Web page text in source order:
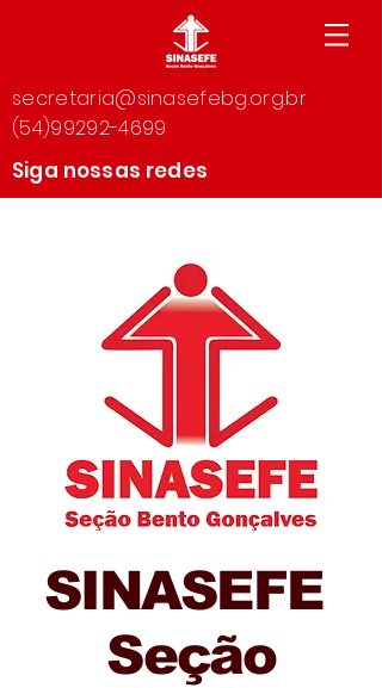
secretaria@sinasefebg.org.br
(54)99292-4699
Siga nossas redes
SINASEFE
Seção